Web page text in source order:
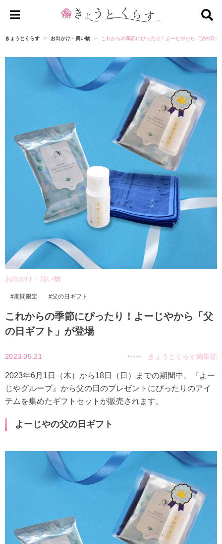
ょ
と
く
ら
きょうとくらす お出かけ・買い物 これからの季節にぴったり！よーじやから「父の日ギ
お出かけ・買い物
期間限定 父の日ギフト
これからの季節にぴったり！よーじやから「父
の日ギフト」が登場
2023.05.21 きょうとくらす編集部
2023年6月1日（木）から18日（日）までの期間中、『よー
じやグループ』から父の日のプレゼントにぴったりのアイ
テムを集めたギフトセットが販売されます。
よーじやの父の日ギフト